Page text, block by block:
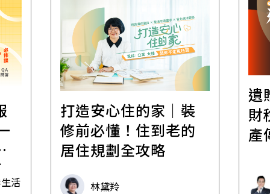
活
打造安心住的家｜裝
修前必懂！住到老的
居住規劃全攻略
林黛羚
遺
財
產